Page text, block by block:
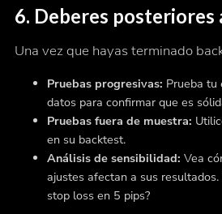
6. Deberes posteriores
Una vez que hayas terminado
Pruebas progresivas: Prueba tu
datos para confirmar que es
Pruebas fuera de muestra:
en su backtest.
Análisis de sensibilidad: Vea
ajustes afectan a sus
stop loss en 5 pips?